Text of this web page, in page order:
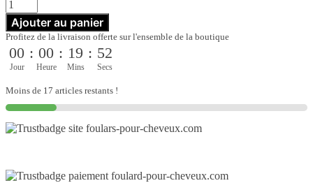
Ajouter au panier
Profitez de la livraison offerte sur l'ensemble de la boutique
00
Jour
: 00
Heure
: 19
Mins
: 51
Secs
Moins de 17 articles restants !